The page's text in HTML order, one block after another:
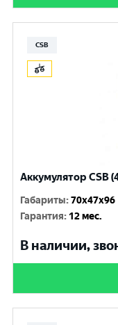
CSB
Аккумулятор CSB
Габариты:70x47x96
Гарантия: 12 мес.
В наличии,